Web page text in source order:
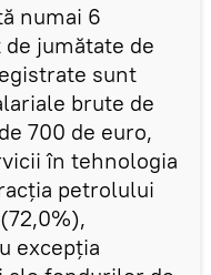
numai 6
jumătate de
sunt
brute de
700 de euro,
în tehnologia
petrolului
excepția